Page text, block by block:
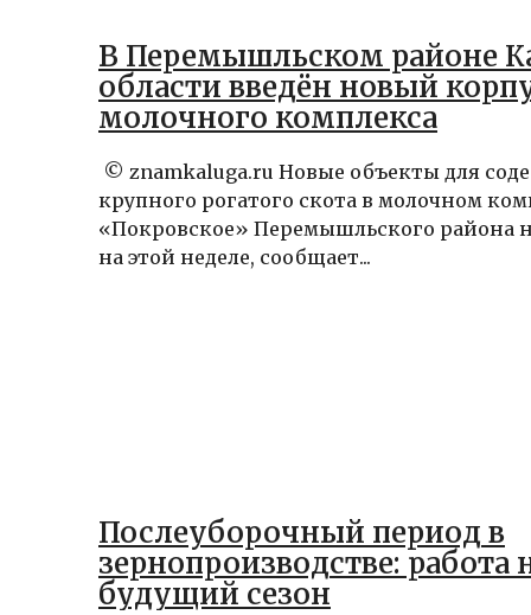
В Перемышльском районе
области введён новый
молочного комплекса
© znamkaluga.ru Новые объекты для
крупного рогатого скота в молочном
«Покровское» Перемышльского района
на этой неделе, сообщает...
Послеуборочный период в
зернопроизводстве: работа
будущий сезон